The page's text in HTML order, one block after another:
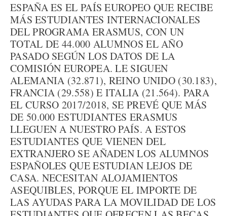
ESPAÑA ES EL PAÍS EUROPEO QUE RECIBE
MÁS ESTUDIANTES INTERNACIONALES
DEL PROGRAMA ERASMUS, CON UN
TOTAL DE 44.000 ALUMNOS EL AÑO
PASADO SEGÚN LOS DATOS DE LA
COMISIÓN EUROPEA. LE SIGUEN
ALEMANIA (32.871), REINO UNIDO (30.183),
FRANCIA (29.558) E ITALIA (21.564). PARA
EL CURSO 2017/2018, SE PREVÉ QUE MÁS
DE 50.000 ESTUDIANTES ERASMUS
LLEGUEN A NUESTRO PAÍS. A ESTOS
ESTUDIANTES QUE VIENEN DEL
EXTRANJERO SE AÑADEN LOS ALUMNOS
ESPAÑOLES QUE ESTUDIAN LEJOS DE
CASA. NECESITAN ALOJAMIENTOS
ASEQUIBLES, PORQUE EL IMPORTE DE
LAS AYUDAS PARA LA MOVILIDAD DE LOS